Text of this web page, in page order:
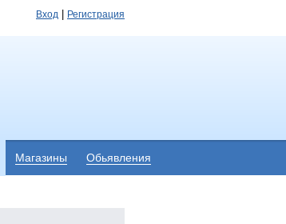
Вход Регистрация
Магазины Обьявления